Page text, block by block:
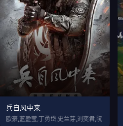
兵自风中来
欧豪,蓝盈莹,丁勇岱,史兰芽,刘奕君,阮